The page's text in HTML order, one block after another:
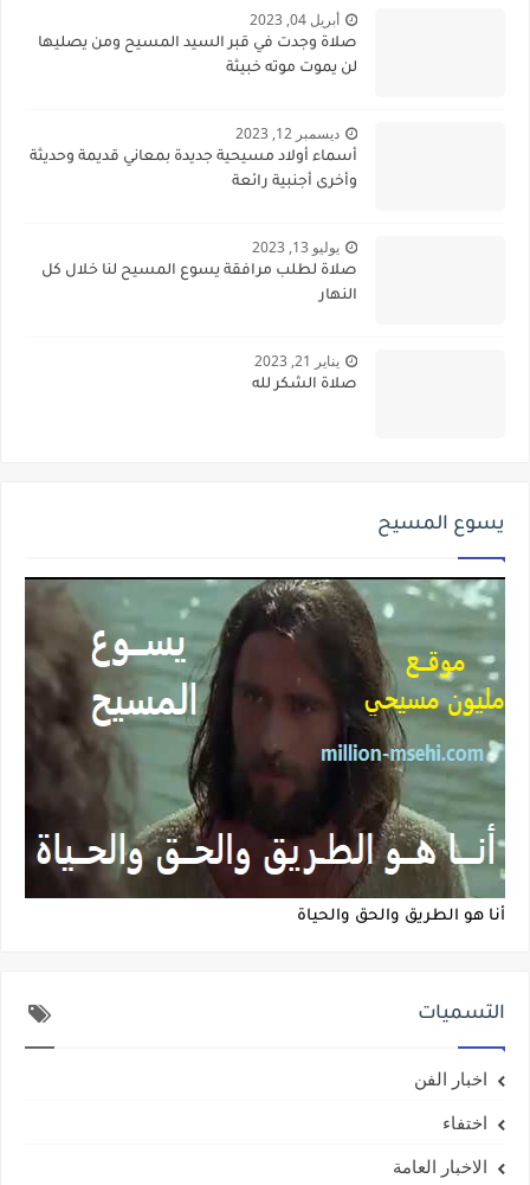
أبريل 04, 2023
صلاة وجدت في قبر السيد المسيح ومن يصليها
لن يموت موته خبيثة
ديسمبر 12, 2023
أسماء أولاد مسيحية جديدة بمعاني قديمة وحديثة
وأخرى أجنبية رائعة
يوليو 13, 2023
صلاة لطلب مرافقة يسوع المسيح لنا خلال كل
النهار
يناير 21, 2023
صلاة الشكر لله
يسوع المسيح
أنا هو الطريق والحق والحياة
التسميات
اخبار الفن
اختفاء
الاخبار العامة